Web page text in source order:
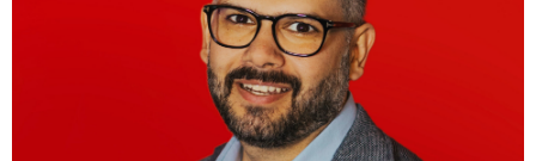
Medizinprodukteberater liegen mir die Themen Bildung -
Kindergartenplätze und schulische Betreuung - und
Gesundheitsversorgung hier in Maichingen besonders am
Herzen. Zudem zeigt sich in Maichingen, wie auch in der
ganzen Region, wie wichtig bezahlbarer Wohnraum ist.
Aktiv bin ich im Tennisverein.